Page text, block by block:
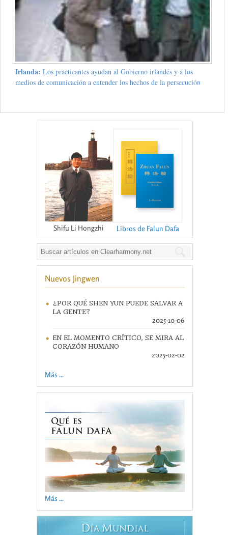
Irlanda: Los practicantes ayudan al Gobierno irlandés y a los
medios de comunicación a entender los hechos de la persecución
Shifu Li Hongzhi Libros de Falun Dafa
Nuevos Jingwen
¿POR QUÉ SHEN YUN PUEDE SALVAR A
LA GENTE?
2025-10-06
EN EL MOMENTO CRÍTICO, SE MIRA AL
CORAZÓN HUMANO
2025-02-02
Más ...
Más ...
DÍA MUNDIAL